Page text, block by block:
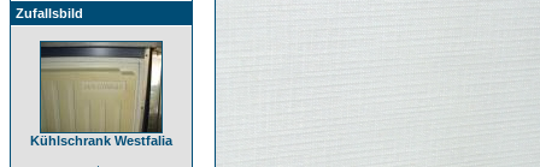
Zufallsbild
Kühlschrank Westfalia